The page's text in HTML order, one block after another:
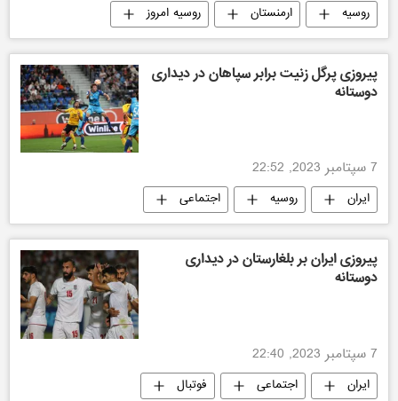
روسیه ارمنستان
روسیه امروز
سیاسی
پیروزی پرگل زنیت برابر سپاهان در دیداری
دوستانه
7 سپتامبر 2023, 22:52
ایران روسیه
اجتماعی
فوتبال
پیروزی ایران بر بلغارستان در دیداری
دوستانه
7 سپتامبر 2023, 22:40
ایران اجتماعی فوتبال